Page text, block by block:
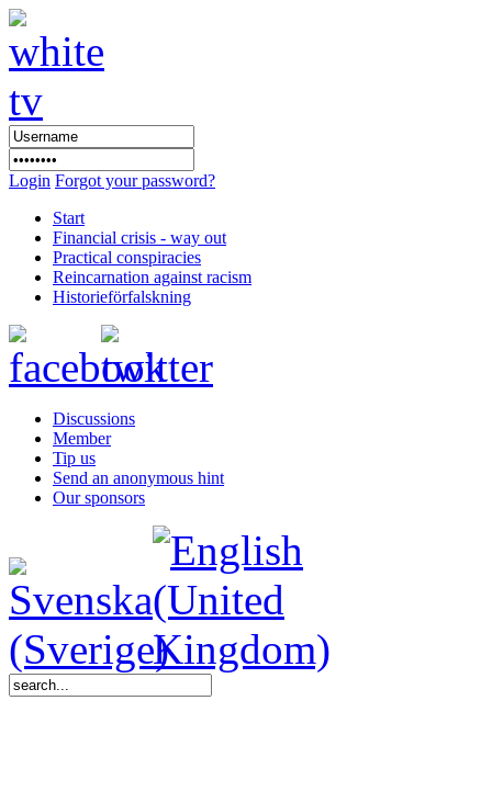
Login Forgot your password?
Start
Financial crisis - way out
Practical conspiracies
Reincarnation against racism
Historieförfalskning
Discussions
Member
Tip us
Send an anonymous hint
Our sponsors